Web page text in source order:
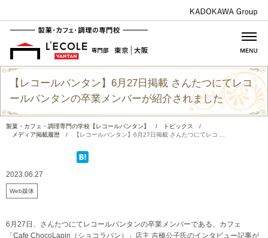
【レコールバンタン】6月27日掲載 さんたつにてレコ
ールバンタンの卒業メンバーが紹介されました
製菓・カフェ・調理専門の学校【レコールバンタン】 / トピックス
/
メディア掲載履歴
/ 【レコールバンタン】6月27日掲載 さんたつにてレコ ...
2023.06.27
Web媒体
6月27日、さんたつにてレコールバンタンの卒業メンバーである、カフェ
「Cafe ChocoLapin（ショコラパン）」店主 吉橋公子氏のインタビュー記事が